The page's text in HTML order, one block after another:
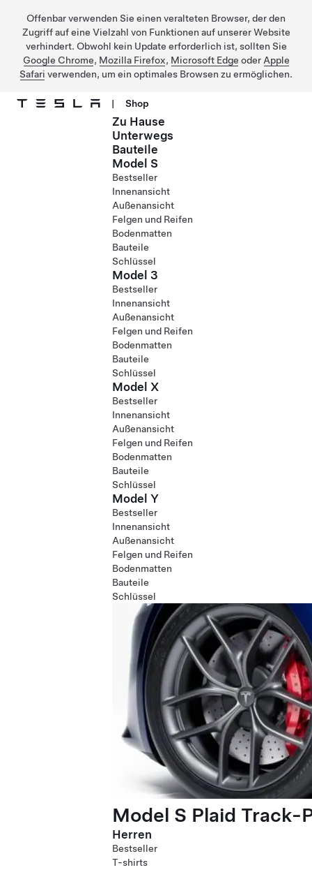
Offenbar verwenden Sie einen veralteten Browser, der den
Zugriff auf eine Vielzahl von Funktionen auf unserer Website
verhindert. Obwohl kein Update erforderlich ist, sollten Sie
Google Chrome, Mozilla Firefox, Microsoft Edge oder Apple
Safari verwenden, um ein optimales Browsen zu ermöglichen.
| Shop
Zu Hause
Unterwegs
Bauteile
Model S
Bestseller
Innenansicht
Außenansicht
Felgen und Reifen
Bodenmatten
Bauteile
Schlüssel
Model 3
Bestseller
Innenansicht
Außenansicht
Felgen und Reifen
Bodenmatten
Bauteile
Schlüssel
Model X
Bestseller
Innenansicht
Außenansicht
Felgen und Reifen
Bodenmatten
Bauteile
Schlüssel
Model Y
Bestseller
Innenansicht
Außenansicht
Felgen und Reifen
Bodenmatten
Bauteile
Schlüssel
Model S Plaid Track-
Herren
Bestseller
T-shirts